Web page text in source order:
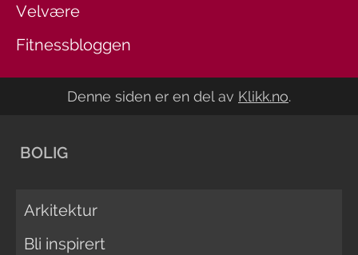
Velvære
Fitnessbloggen
Denne siden er en del av Klikk.no.
BOLIG
Arkitektur
Bli inspirert